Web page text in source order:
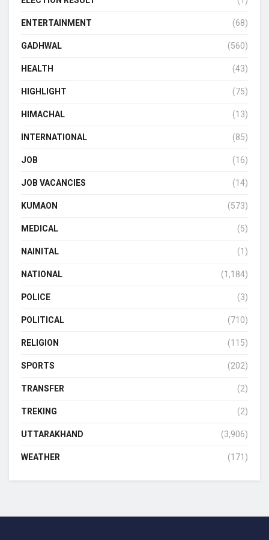
ENTERTAINMENT
(68)
GADHWAL
(560)
HEALTH
(43)
HIGHLIGHT
(75)
HIMACHAL
(13)
INTERNATIONAL
(85)
JOB
(16)
JOB VACANCIES
(14)
KUMAON
(573)
MEDICAL
(5)
NAINITAL
(1)
NATIONAL
(1,184)
POLICE
(3)
POLITICAL
(710)
RELIGION
(115)
SPORTS
(202)
TRANSFER
(2)
TREKING
(2)
UTTARAKHAND
(3,906)
WEATHER
(171)